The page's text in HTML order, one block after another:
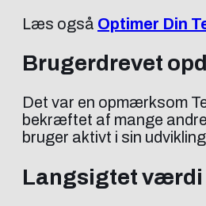
Læs også Optimer Din
Brugerdrevet
Det var en opmærksom
bekræftet af mange
bruger aktivt i sin
Langsigtet